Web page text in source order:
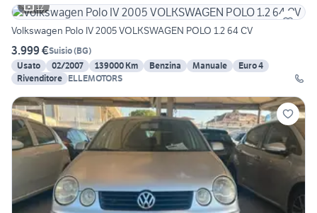
12
Volkswagen Polo IV 2005 VOLKSWAGEN POLO 1.2 64 CV
3.999 €Suisio(BG)
Usato
02/2007 139000 Km Benzina Manuale
Euro 4
Rivenditore ELLEMOTORS